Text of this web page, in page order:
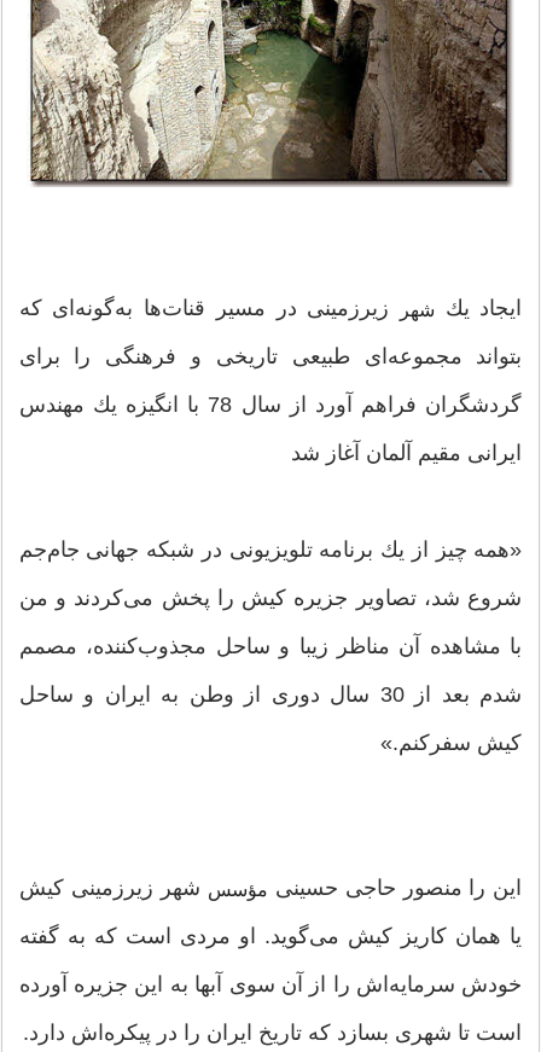
ایجاد یك شهر
زیرزمینی در مسیر قنات‌ها به‌گونه‌ای كه
بتواند مجموعه‌ای طبیعی تاریخی و فرهنگی را برای
گردشگران فراهم آورد از سال 78 با انگیزه یك مهندس
ایرانی مقیم آلمان آغاز شد
«همه چیز از یك برنامه تلویزیونی در شبكه جهانی جام‌جم
شروع شد، تصاویر جزیره كیش را پخش می‌كردند و من
با مشاهده آن مناظر زیبا و ساحل مجذوب‌كننده، مصمم
شدم بعد از 30 سال دوری از وطن به ایران و ساحل
كیش سفركنم.»
این را منصور حاجی حسینی مؤسس شهر زیرزمینی كیش
یا همان كاریز كیش می‌گوید. او مردی است كه به گفته
خودش سرمایه‌‌اش را از آن سوی آبها به این جزیره آورده
است تا شهری بسازد كه تاریخ ایران را در پیكره‌‌اش دارد.